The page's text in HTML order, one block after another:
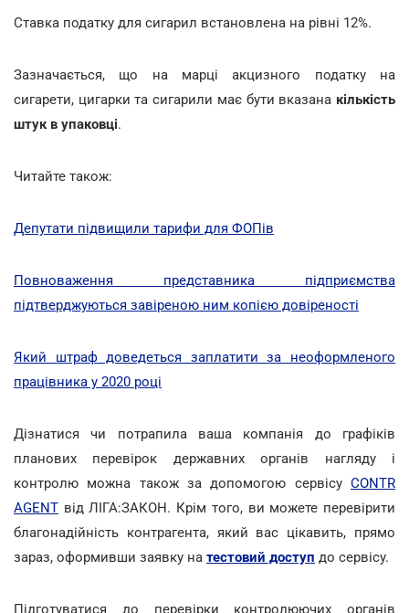
Ставка податку для сигарил встановлена на рівні 12%.
Зазначається, що на марці акцизного податку на
сигарети, цигарки та сигарили має бути вказана кількість
штук в упаковці.
Читайте також:
Депутати підвищили тарифи для ФОПів
Повноваження представника підприємства
підтверджуються завіреною ним копією довіреності
Який штраф доведеться заплатити за неоформленого
працівника у 2020 році
Дізнатися чи потрапила ваша компанія до графіків
планових перевірок державних органів нагляду і
контролю можна також за допомогою сервісу CONTR
AGENT від ЛІГА:ЗАКОН. Крім того, ви можете перевірити
благонадійність контрагента, який вас цікавить, прямо
зараз, оформивши заявку на тестовий доступ до сервісу.
Підготуватися до перевірки контролюючих органів